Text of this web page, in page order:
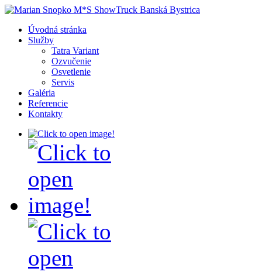
Úvodná stránka
Služby
Tatra Variant
Ozvučenie
Osvetlenie
Servis
Galéria
Referencie
Kontakty